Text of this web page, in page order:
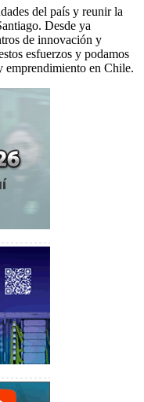
del país y reunir la
Desde ya
de innovación y
esfuerzos y podamos
emprendimiento en Chile.